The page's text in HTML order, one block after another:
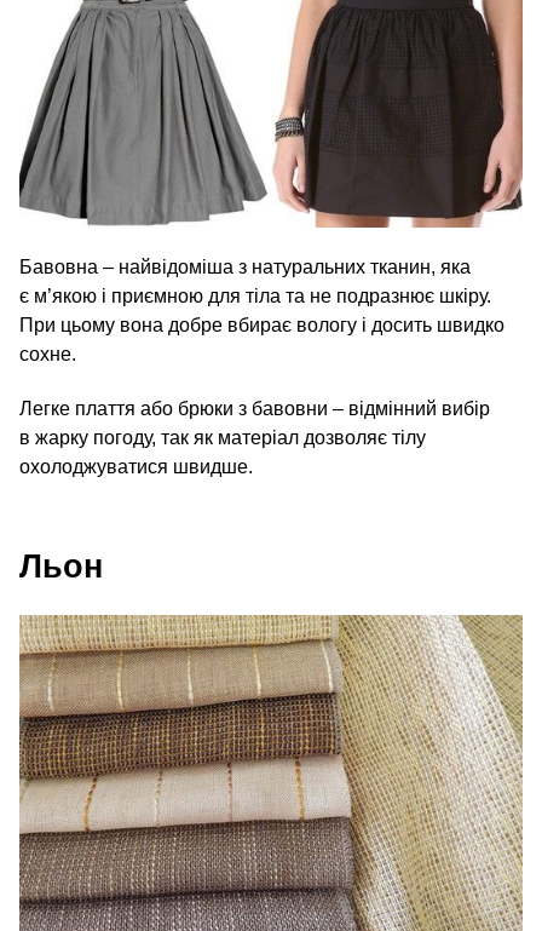
Бавовна – найвідоміша з натуральних тканин, яка
є м’якою і приємною для тіла та не подразнює шкіру.
При цьому вона добре вбирає вологу і досить швидко
сохне.
Легке плаття або брюки з бавовни – відмінний вибір
в жарку погоду, так як матеріал дозволяє тілу
охолоджуватися швидше.
Льон